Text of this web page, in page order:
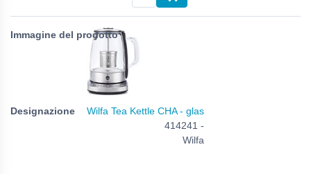
Wilfa Tea Kettle CHA - glas
414241 -
Wilfa